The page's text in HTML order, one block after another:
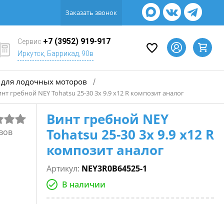
Заказать звонок
Сервис +7 (3952) 919-917
Иркутск, Баррикад, 90в
лодочных моторов /
гребной NEY Tohatsu 25-30 3х 9.9 х12 R композит аналог
Винт гребной NEY
Tohatsu 25-30 3х 9.9 х12 R
композит аналог
Артикул: NEY3R0B64525-1
В наличии